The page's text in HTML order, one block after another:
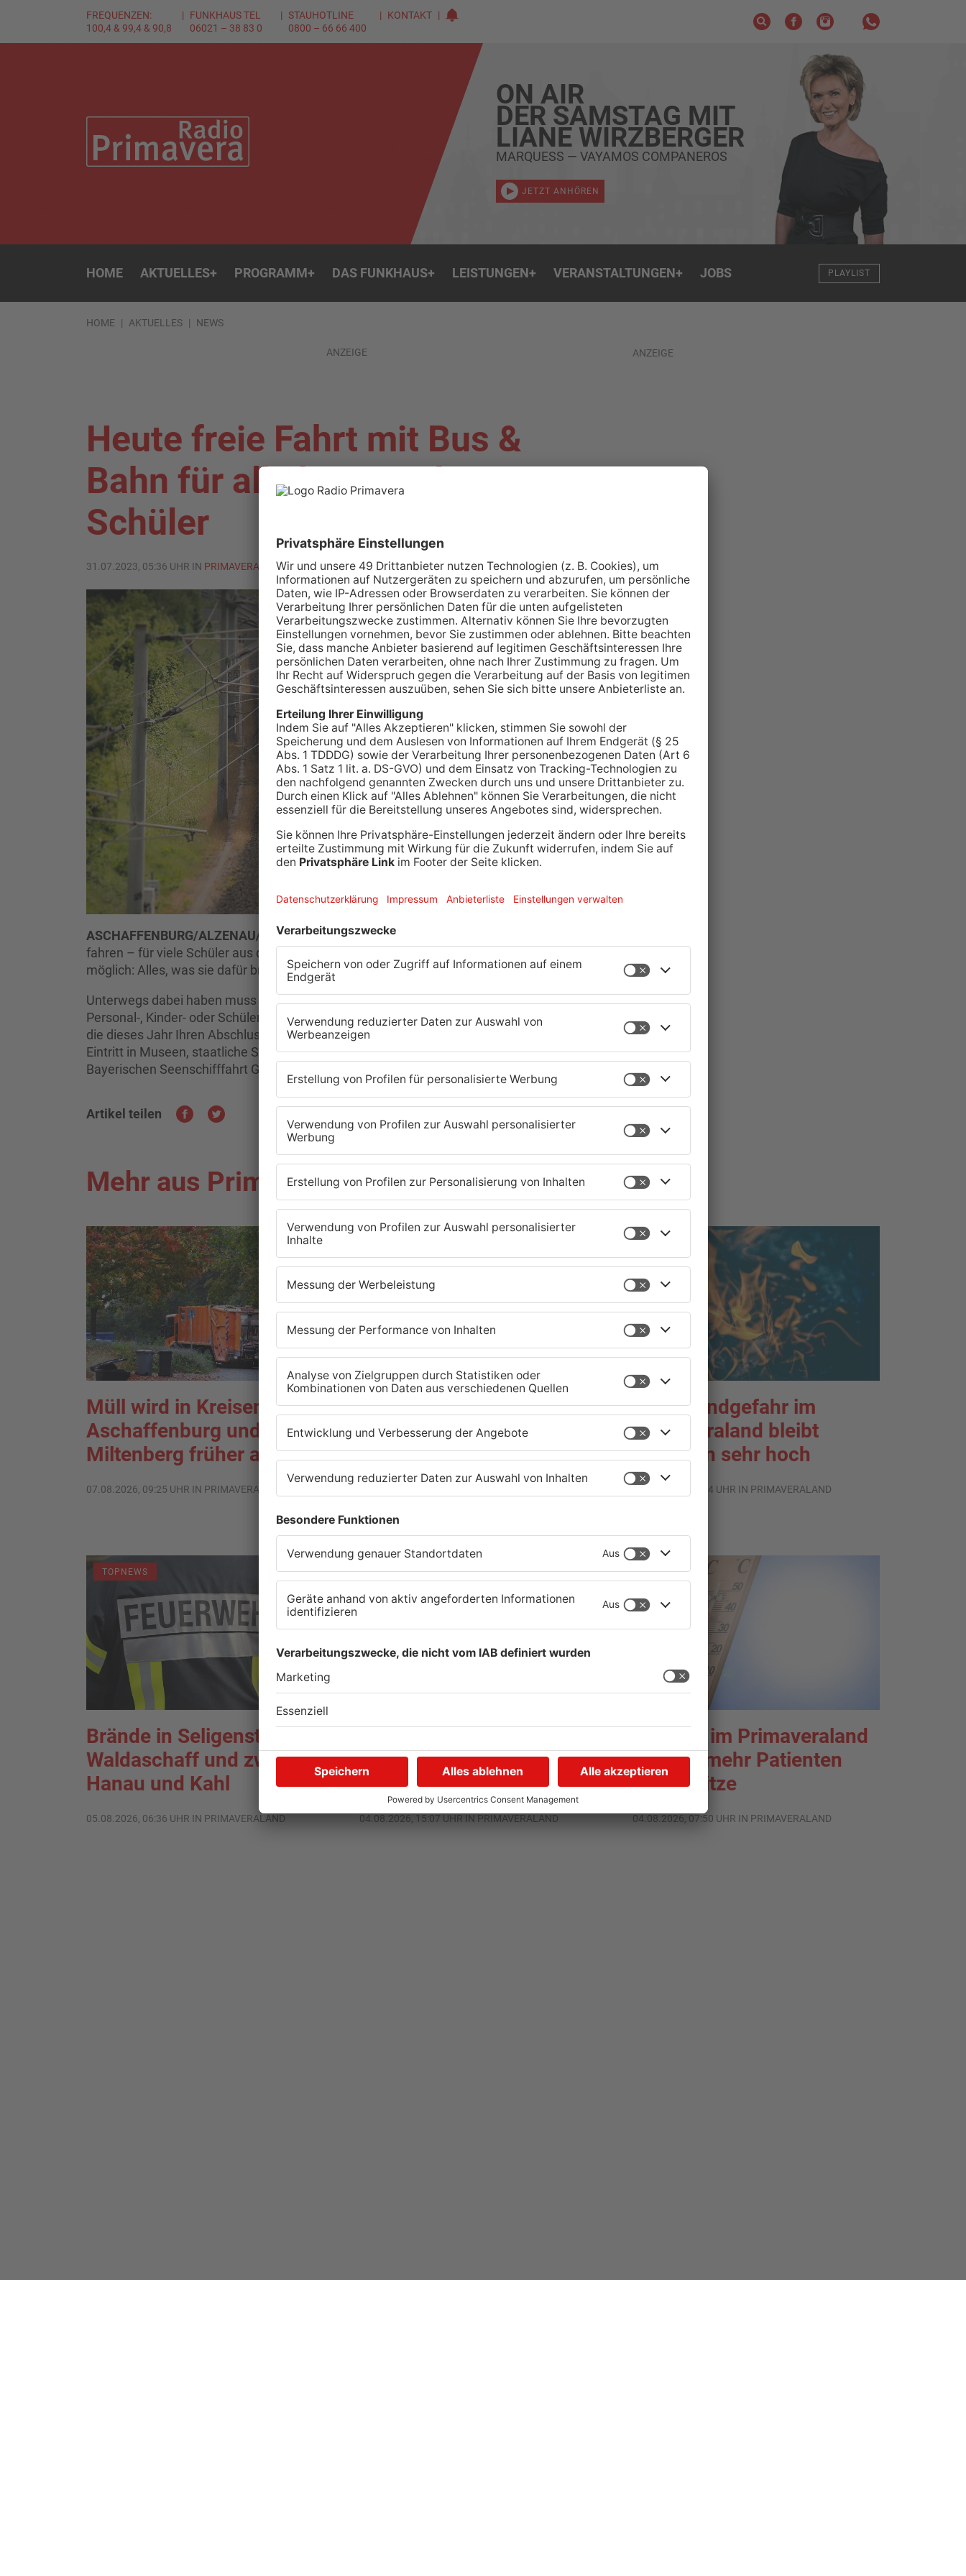
FREQUENZEN:
100,4 & 99,4 & 90,8
FUNKHAUS TEL
06021 – 38 83 0
STAUHOTLINE
0800 – 66 66 400
KONTAKT
ON AIR
DER SAMSTAG MIT
LIANE WIRZBERGER
MARQUESS — VAYAMOS COMPANEROS
JETZT ANHÖREN
HOME AKTUELLES+ PROGRAMM+ DAS FUNKHAUS+ LEISTUNGEN+ VERANSTALTUNGEN+ JOBS PLAYLIST
HOME AKTUELLES NEWS
ANZEIGE
Heute freie Fahrt mit Bus &
Bahn für alle bayerischen 1er-
Schüler
31.07.2023, 05:36 UHR IN PRIMAVERALAND
ASCHAFFENBURG/ALZENAU/MILTENBERG.Einen Tag lang kostenlos mit Bus und Bahn
fahren – für viele Schüler aus dem bayrischen Teil des Primaveralandes ist das heute
möglich: Alles, was sie dafür brauchen, ist mindestens eine eins im Zeugnis.
Unterwegs dabei haben muss man dann nur eine Zeugniskopie und einen gültigen
Personal-, Kinder- oder Schülerausweis. Vorteile gibt es auch für alle bayerischen Schüler,
die dieses Jahr Ihren Abschluss gemacht haben: Bis Ende September haben sie freien
Eintritt in Museen, staatliche Schlösser und Burgen und bei Mitfahrten auf den Schiffen der
Bayerischen Seenschifffahrt GmbH.
Artikel teilen
ANZEIGE
Mehr aus Primaveraland
Müll wird in Kreisen
Aschaffenburg und
Miltenberg früher abgeholt
07.08.2026, 09:25 UHR IN PRIMAVERALAND
Schwimmbäder im
Primaveraland weisen teils
erhebliche Mängel auf
Waldbrandgefahr im
Primaveraland bleibt
weiterhin sehr hoch
06.08.2026, 06:34 UHR IN PRIMAVERALAND
TOPNEWS
Brände in Seligenstadt,
Waldaschaff und zwischen
Hanau und Kahl
05.08.2026, 06:36 UHR IN PRIMAVERALAND
Primaveraland leiden unter
Trockenheit
04.08.2026, 15:07 UHR IN PRIMAVERALAND
TOPNEWS
Kliniken im Primaveraland
melden mehr Patienten
durch Hitze
04.08.2026, 07:50 UHR IN PRIMAVERALAND